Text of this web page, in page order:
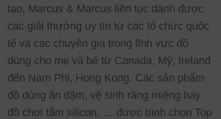
tạo, Marcus & Marcus liên tục dành được
các giải thưởng uy tín từ các tổ chức quốc
tế và các chuyên gia trong lĩnh vực đồ
dùng cho mẹ và bé từ Canada, Mỹ, Ireland
đến Nam Phi, Hong Kong. Các sản phẩm
đồ dùng ăn dặm, vệ sinh răng miệng hay
đồ chơi tắm silicon, … được bình chọn Top